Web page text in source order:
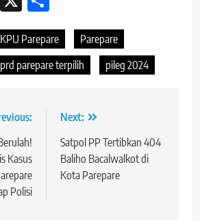
KPU Parepare
Parepare
parepare terpilih
pileg 2024
Kasus
Polisi
Next:
Satpol PP Tertibkan 404
Baliho Bacalwalkot di
Kota Parepare